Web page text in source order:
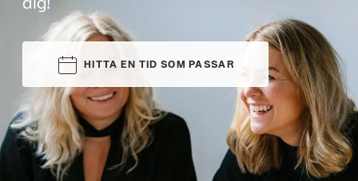
HITTA EN TID SOM PASSAR